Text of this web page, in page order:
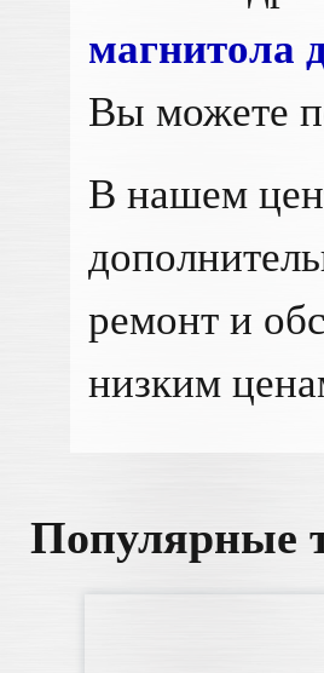
магнитола
Вы можете
В нашем
ремонт и
низким
Популярные